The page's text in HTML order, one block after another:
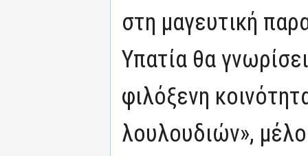
στη μαγευτική
Υπατία θα
φιλόξενη
λουλουδιών»,